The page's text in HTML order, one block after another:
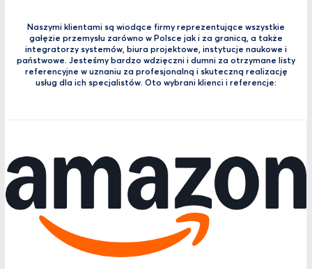
Naszymi klientami są wiodące firmy reprezentujące wszystkie
gałęzie przemysłu zarówno w Polsce jak i za granicą, a także
integratorzy systemów, biura projektowe, instytucje naukowe i
państwowe. Jesteśmy bardzo wdzięczni i dumni za otrzymane listy
referencyjne w uznaniu za profesjonalną i skuteczną realizację
usług dla ich specjalistów. Oto wybrani klienci i referencje: